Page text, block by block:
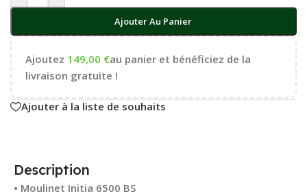
Ajouter Au Panier
Ajoutez 149,00 €au panier et bénéficiez de la
livraison gratuite !
Ajouter à la liste de souhaits
Description
• Moulinet Initia 6500 BS